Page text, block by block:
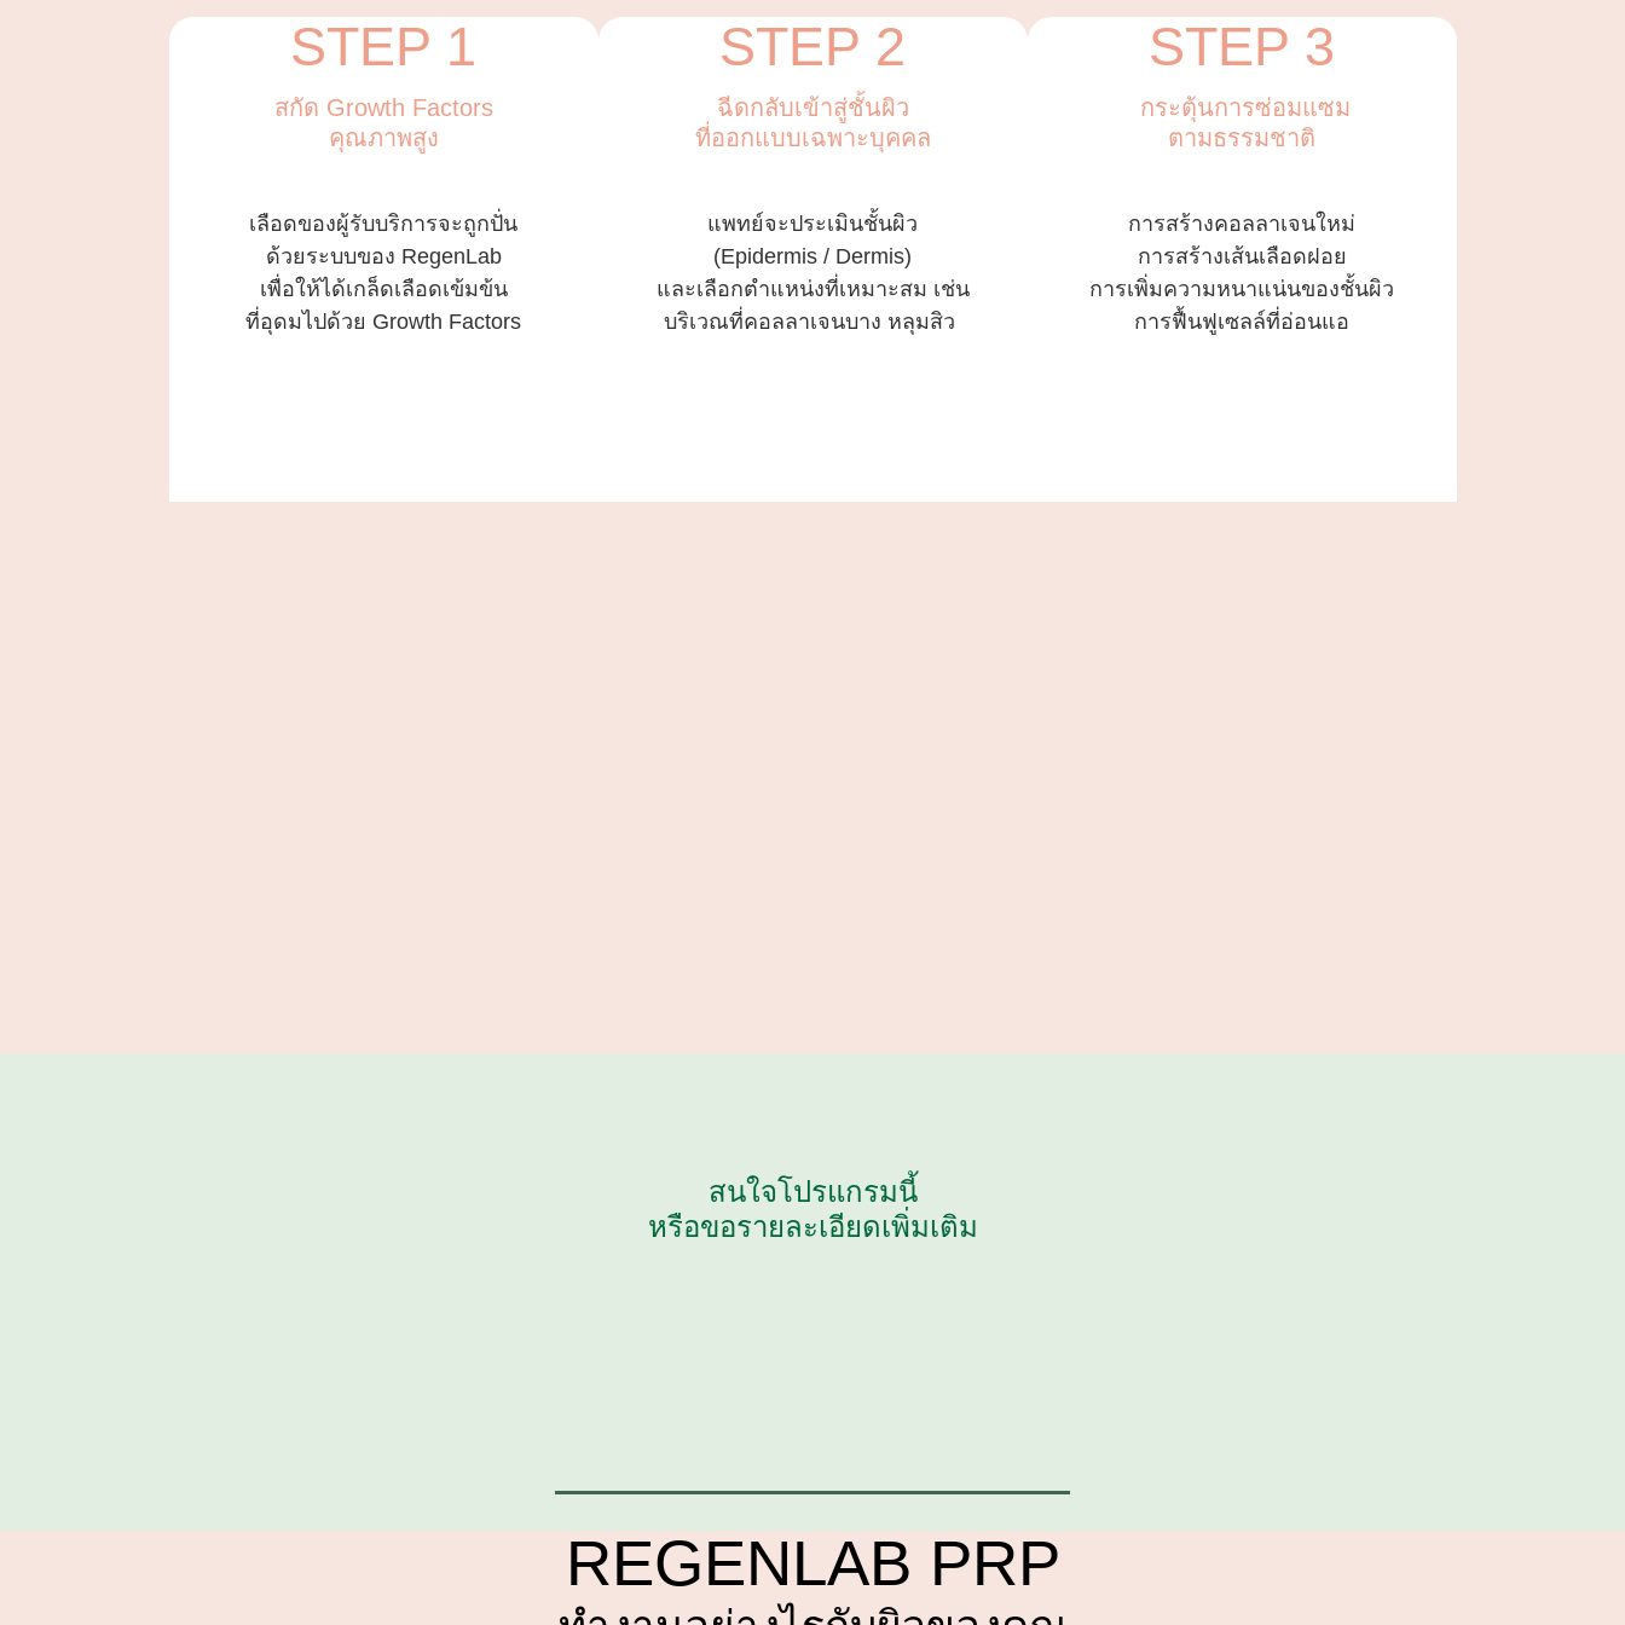
STEP 1
สกัด Growth Factors
คุณภาพสูง
เลือดของผู้รับบริการจะถูกปั่น
ด้วยระบบของ RegenLab
เพื่อให้ได้เกล็ดเลือดเข้มข้น
ที่อุดมไปด้วย Growth Factors
STEP 2
ฉีดกลับเข้าสู่ชั้นผิว
ที่ออกแบบเฉพาะบุคคล
แพทย์จะประเมินชั้นผิว
(Epidermis / Dermis)
และเลือกตำแหน่งที่เหมาะสม เช่น
บริเวณที่คอลลาเจนบาง หลุมสิว
STEP 3
กระตุ้นการซ่อมแซม
ตามธรรมชาติ
การสร้างคอลลาเจนใหม่
การสร้างเส้นเลือดฝอย
การเพิ่มความหนาแน่นของชั้นผิว
การฟื้นฟูเซลล์ที่อ่อนแอ
สนใจโปรแกรมนี้
หรือขอรายละเอียดเพิ่มเติม
REGENLAB PRP